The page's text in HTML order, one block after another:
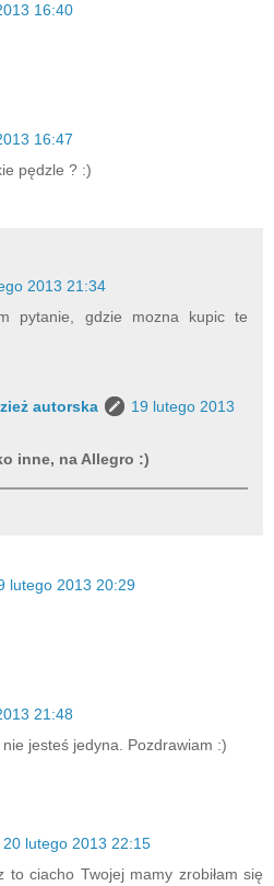
16:40
16:47
pędzle ? :)
2013 21:34
pytanie, gdzie mozna kupic te
autorska
19 lutego 2013
inne, na Allegro :)
lutego 2013 20:29
21:48
jesteś jedyna. Pozdrawiam :)
20 lutego 2013 22:15
to ciacho Twojej mamy zrobiłam się